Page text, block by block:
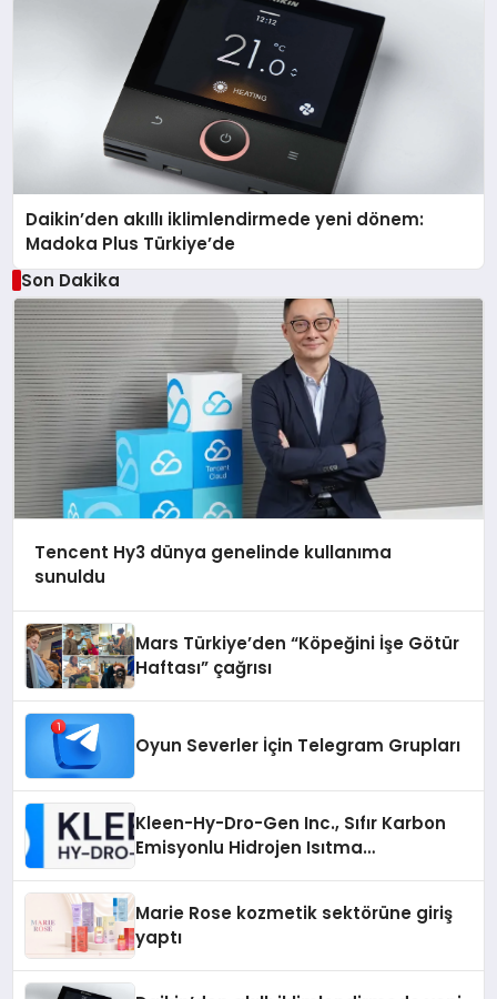
Daikin’den akıllı iklimlendirmede yeni dönem:
Madoka Plus Türkiye’de
Son Dakika
Tencent Hy3 dünya genelinde kullanıma
sunuldu
Mars Türkiye’den “Köpeğini İşe Götür
Haftası” çağrısı
Oyun Severler İçin Telegram Grupları
Kleen-Hy-Dro-Gen Inc., Sıfır Karbon
Emisyonlu Hidrojen Isıtma
Marie Rose kozmetik sektörüne giriş
yaptı